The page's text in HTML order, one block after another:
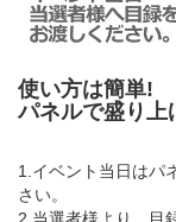
使い方は簡単!
パネルで盛り上
1.イベント当日はパ
さい。